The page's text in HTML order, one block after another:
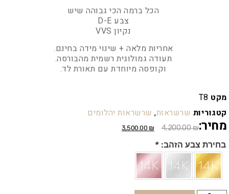
הכל ברמה הכי גבוהה שיש
צבע D-E
נקיון VVS
אחריות מלאה + שינוי מידה בחינם.
תעודה גמולוגית רשמית מהבורסה.
וקופסה מיוחדת עם תאורת לד.
מקט T8
קטגוריות שרשראות, שרשראות יהלומים
מחיר: 4,200.00₪
3,500.00 ₪
בחירת צבע הזהב:*